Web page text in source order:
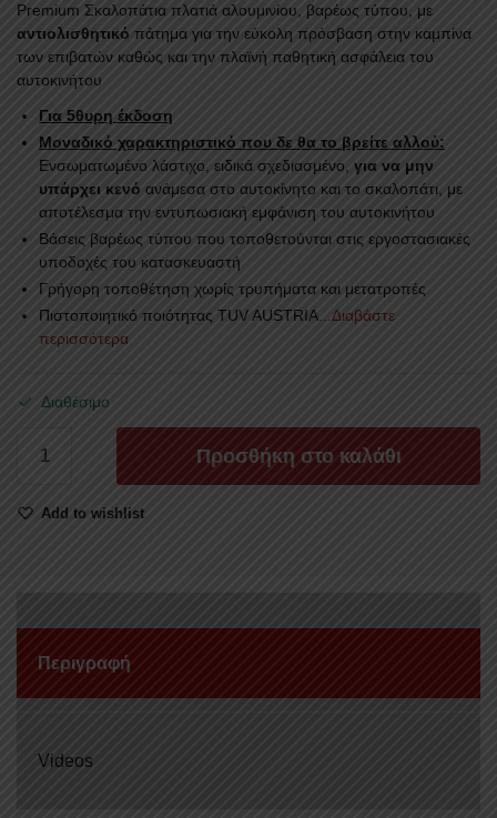
Premium Σκαλοπάτια πλατιά αλουμινίου, βαρέως τύπου, με
αντιολισθητικό πάτημα για την εύκολη πρόσβαση στην καμπίνα
των επιβατών καθώς και την πλαϊνή παθητική ασφάλεια του
αυτοκινήτου
Για 5θυρη έκδοση
Μοναδικό χαρακτηριστικό που δε θα το βρείτε αλλού:
Ενσωματωμένο λάστιχο, ειδικά σχεδιασμένο, για να μην
υπάρχει κενό ανάμεσα στο αυτοκίνητο και το σκαλοπάτι, με
αποτέλεσμα την εντυπωσιακή εμφάνιση του αυτοκινήτου
Βάσεις βαρέως τύπου που τοποθετούνται στις εργοστασιακές
υποδοχές του κατασκευαστή
Γρήγορη τοποθέτηση χωρίς τρυπήματα και μετατροπές
Πιστοποιητικό ποιότητας TUV AUSTRIA...Διαβάστε
περισσότερα
Διαθέσιμο
SKA
SUZUKI
ποσότητα
Προσθήκη στο καλάθι
Add to wishlist
Περιγραφή
Videos